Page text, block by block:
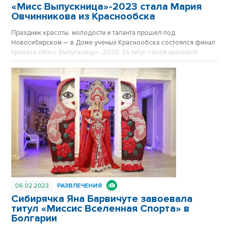
«Мисс Выпускница»-2023 стала Мария
Овчинникова из Краснообска
Праздник красоты, молодости и таланта прошел под
Новосибирском — в Доме ученых Краснообска состоялся финал
проекта «Мисс Выпускница»- 2023. За титул самой красивой
школьницы боролись 12 старшеклассниц.
06.02.2023 РАЗВЛЕЧЕНИЯ
Сибирячка Яна Барвичуте завоевала
титул «Миссис Вселенная Спорта» в
Болгарии